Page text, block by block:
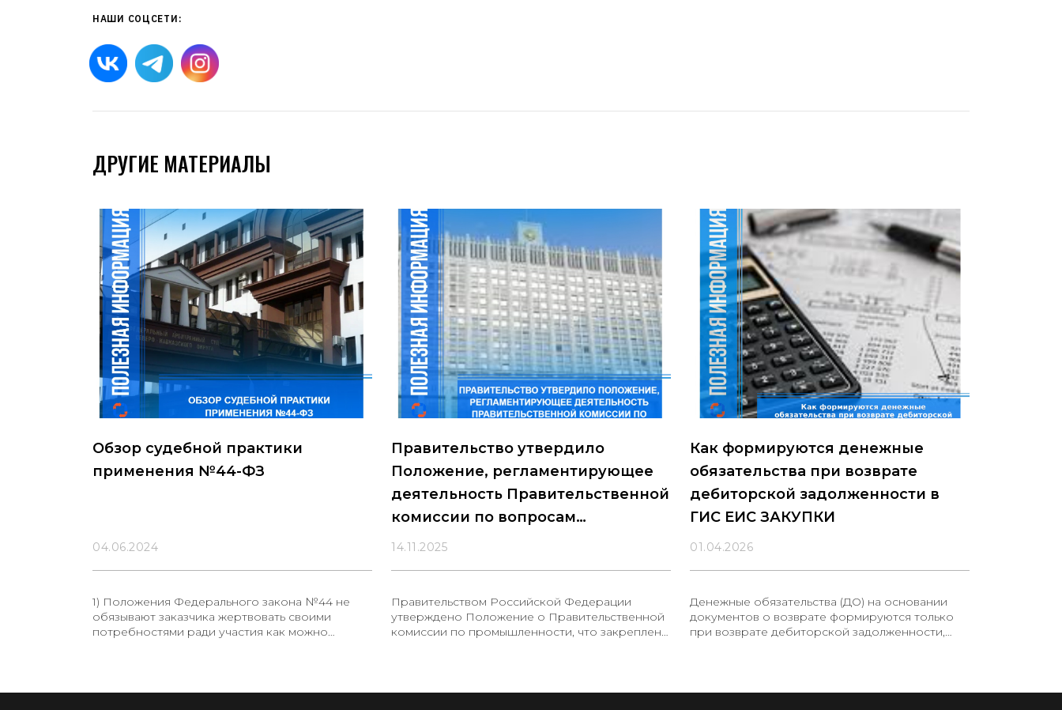
НАШИ СОЦСЕТИ:
ДРУГИЕ МАТЕРИАЛЫ
Обзор судебной практики
применения №44-ФЗ
04.06.2024
1) Положения Федерального закона №44 не
обязывают заказчика жертвовать своими
потребностями ради участия как можно
Правительство утвердило
Положение, регламентирующее
деятельность Правительственной
комиссии по вопросам
промышленности
14.11.2025
Правительством Российской Федерации
утверждено Положение о Правительственной
комиссии по промышленности, что закреплено
создана на базе Правительственной комиссии
Как формируются денежные
обязательства при возврате
дебиторской задолженности в
ГИС ЕИС ЗАКУПКИ
01.04.2026
Денежные обязательства (ДО) на основании
документов о возврате формируются только
при возврате дебиторской задолженности,
осуществлен возврат дебиторской